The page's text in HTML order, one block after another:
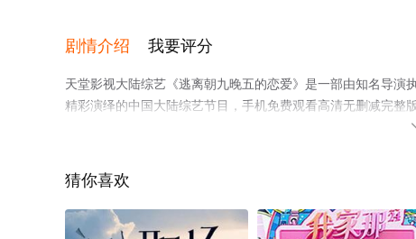
剧情介绍 我要评分
天堂影视大陆综艺《逃离朝九晚五的恋爱》是一部由知名导
精彩演绎的中国大陆综艺节目，手机免费观看高清无删减完
猜你喜欢